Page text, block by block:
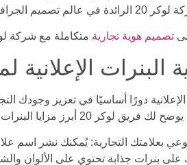
تابع المقال للمزيد من التفاصيل!
تصميم هوية تجارية متكاملة مع شركة لوكر
البنرات
دورًا أساسيًا في تعزيز وجودك
20 أبرز مزايا البنرات فيما يلي:
بعلامتك التجارية: يُمكنك نشر
بنرات جذابة تحتوي على الألوان